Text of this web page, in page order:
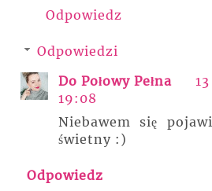
Odpowiedz
Odpowiedzi
Do Połowy Pełna
19:08
Niebawem się
świetny :)
Odpowiedz